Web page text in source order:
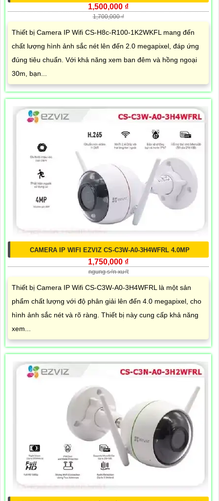
1,500,000 ₫
1,700,000 ₫
Thiết bị Camera IP Wifi CS-H8c-R100-1K2WKFL mang đến
chất lượng hình ảnh sắc nét lên đến 2.0 megapixel, đáp ứng
đúng tiêu chuẩn. Với khả năng xem ban đêm và hồng ngoại
30m, bạn...
CAMERA IP WIFI EZVIZ CS-C3W-A0-3H4WFRL 4.0MP
1,750,000 ₫
ngung s₫n xu₫t
Thiết bị Camera IP Wifi CS-C3W-A0-3H4WFRL là một sản
phẩm chất lượng với độ phân giải lên đến 4.0 megapixel, cho
hình ảnh sắc nét và rõ ràng. Thiết bị này cung cấp khả năng
xem...